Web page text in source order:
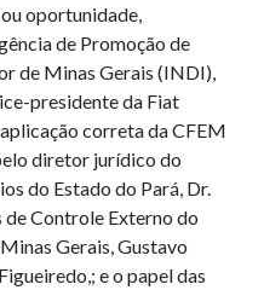
oportunidade,
de Promoção de
de Minas Gerais (INDI),
presidente da Fiat
correta da CFEM
diretor jurídico do
do Estado do Pará, Dr.
de Controle Externo do
Gerais, Gustavo
e o papel das